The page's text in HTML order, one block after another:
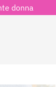
donna